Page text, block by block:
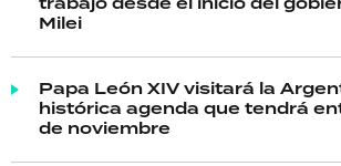
Milei
Papa León XIV visitará la
histórica agenda que tendrá
de noviembre